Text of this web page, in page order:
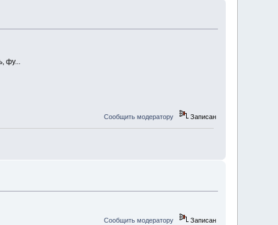
фу...
Сообщить модератору Записан
Сообщить модератору Записан